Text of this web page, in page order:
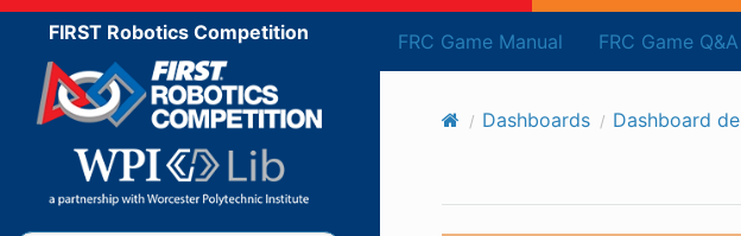
FRC Game Manual FRC Game Q&A
FIRST Robotics Competition
Dashboards Dashboard